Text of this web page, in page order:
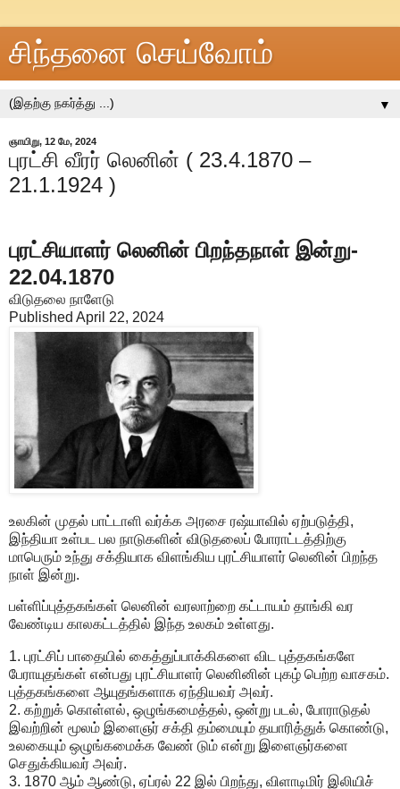
சிந்தனை செய்வோம்
▼
ஞாயிறு, 12 மே, 2024
புரட்சி வீரர் லெனின் ( 23.4.1870 –
21.1.1924 )
புரட்சியாளர் லெனின் பிறந்தநாள் இன்று-
22.04.1870
விடுதலை நாளேடு
Published April 22, 2024
உலகின் முதல் பாட்டாளி வர்க்க அரசை ரஷ்யாவில் ஏற்படுத்தி,
இந்தியா உள்பட பல நாடுகளின் விடுதலைப் போராட்டத்திற்கு
மாபெரும் உந்து சக்தியாக விளங்கிய புரட்சியாளர் லெனின் பிறந்த
நாள் இன்று.
பள்ளிப்புத்தகங்கள் லெனின் வரலாற்றை கட்டாயம் தாங்கி வர
வேண்டிய காலகட்டத்தில் இந்த உலகம் உள்ளது.
1. புரட்சிப் பாதையில் கைத்துப்பாக்கிகளை விட புத்தகங்களே
பேராயுதங்கள் என்பது புரட்சியாளர் லெனினின் புகழ் பெற்ற வாசகம்.
புத்தகங்களை ஆயுதங்களாக ஏந்தியவர் அவர்.
2. கற்றுக் கொள்ளல், ஒழுங்கமைத்தல், ஒன்று படல், போராடுதல்
இவற்றின் மூலம் இளைஞர் சக்தி தம்மையும் தயாரித்துக் கொண்டு,
உலகையும் ஒழுங்கமைக்க வேண் டும் என்று இளைஞர்களை
செதுக்கியவர் அவர்.
3. 1870 ஆம் ஆண்டு, ஏப்ரல் 22 இல் பிறந்து, விளாடிமிர் இலியிச்